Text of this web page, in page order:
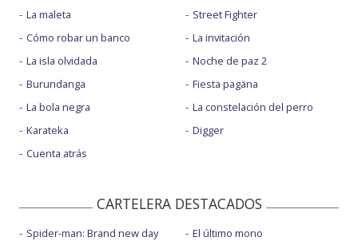
La maleta
Cómo robar un banco
La isla olvidada
Burundanga
La bola negra
Karateka
Cuenta atrás
Street Fighter
La invitación
Noche de paz 2
Fiesta pagäna
La constelación del perro
Digger
CARTELERA DESTACADOS
Spider-man: Brand new day
El último mono